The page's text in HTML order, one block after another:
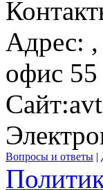
Адрес: ,
офис 55
Сайт:
Вопросы и ответы |